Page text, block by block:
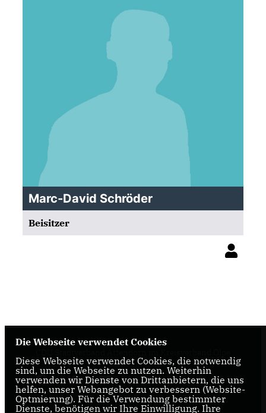
Marc-David Schröder
Beisitzer
Die Webseite verwendet Cookies
Diese Webseite verwendet Cookies, die notwendig
sind, um die Webseite zu nutzen. Weiterhin
verwenden wir Dienste von Drittanbietern, die uns
helfen, unser Webangebot zu verbessern (Website-
Optmierung). Für die Verwendung bestimmter
Dienste, benötigen wir Ihre Einwilligung. Ihre